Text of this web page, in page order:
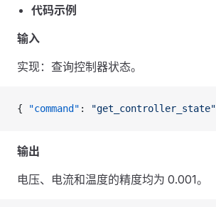
代码示例
输入
实现：查询控制器状态。
{ "command" : "get_controller_state"
输出
电压、电流和温度的精度均为 0.001。